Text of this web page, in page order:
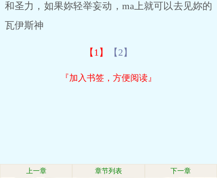
和圣力，如果妳轻举妄动，ma上就可以去见妳的
瓦伊斯神
【1】 【2】
『加入书签，方便阅读』
上一章 章节列表 下一章